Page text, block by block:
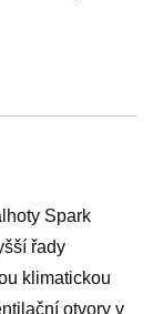
Spark
řady
klimatickou
otvory v